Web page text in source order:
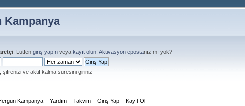
Kampanya
. Lütfen giriş yapın veya kayıt olun Aktivasyon epostanız mı yok?
şifrenizi ve aktif kalma süresini giriniz
Kampanya Yardım Takvim Giriş Yap Kayıt Ol